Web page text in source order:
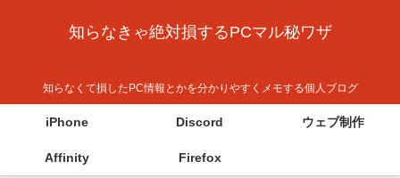
知らなきゃ絶対損するPCマル秘ワザ
知らなくて損したPC情報とかを分かりやすくメモする個人ブログ
iPhone Discord ウェブ制作
Affinity Firefox